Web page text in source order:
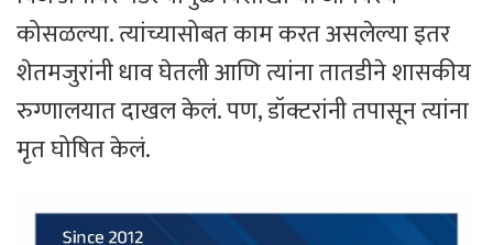
कोसळल्या. त्यांच्यासोबत काम करत असलेल्या इतर
शेतमजुरांनी धाव घेतली आणि त्यांना तातडीने शासकीय
रुग्णालयात दाखल केलं. पण, डॉक्टरांनी तपासून त्यांना
मृत घोषित केलं.